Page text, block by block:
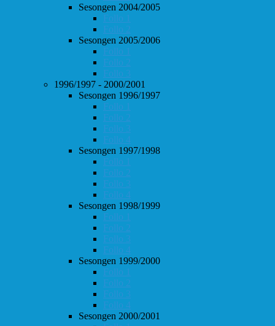
Sesongen 2004/2005
Follo 1
Follo 2
Sesongen 2005/2006
Follo 1
Follo 2
Follo 3
1996/1997 - 2000/2001
Sesongen 1996/1997
Follo 1
Follo 2
Follo 3
Follo 4
Sesongen 1997/1998
Follo 1
Follo 2
Follo 3
Follo 4
Sesongen 1998/1999
Follo 1
Follo 2
Follo 3
Follo 4
Sesongen 1999/2000
Follo 1
Follo 2
Follo 3
Follo 4
Sesongen 2000/2001